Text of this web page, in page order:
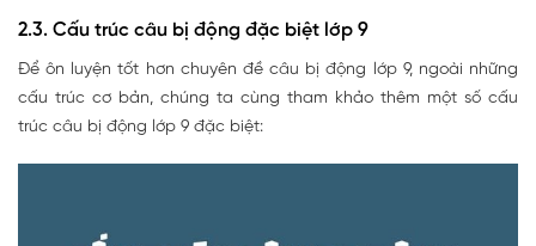
2.3. Cấu trúc câu bị động đặc biệt lớp 9
Để ôn luyện tốt hơn chuyên đề câu bị động lớp 9, ngoài những
cấu trúc cơ bản, chúng ta cùng tham khảo thêm một số cấu
trúc câu bị động lớp 9 đặc biệt: